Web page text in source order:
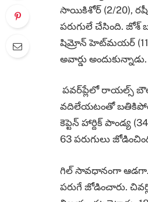
సాయికిశోర్‌ (2/20),
పరుగులే చేసింది. జోశ్‌
షిమ్రోన్‌ హెట్‌మయర్‌
అవార్డు అందుకున్నాడు.
పవర్‌ప్లేలో రాయల్స్‌
వదిలేయటంతో
కెప్టెన్‌ హార్దిక్‌ పాండ్య
63 పరుగులు
గిల్‌ సావధానంగా ఆడగా..
పరుగే జోడించారు.